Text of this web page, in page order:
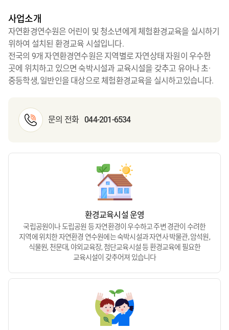
대상,
교육
대상
사업소개
자연환경연수원은 어린이 및 청소년에게 체험환경교육을 실시하기
위하여 설치된 환경교육 시설입니다.
전국의 9개 자연환경연수원은 지역별로 자연상태 자원이 우수한
곳에 위치하고 있으면 숙박시설과 교육시설을 갖추고 유아나 초·
중등학생, 일반인을 대상으로 체험환경교육을 실시하고있습니다.
문의 전화 044-201-6534
환경교육시설 운영
국립공원이나 도립공원 등 자연환경이 우수하고 주변 경관이 수려한
지역에 위치한 자연환경 연수원에는 숙박시설과 자연사 박물관, 암석원,
식물원, 천문대, 야외교육장, 첨단교육시설 등 환경교육에 필요한
교육시설이 갖추어져 있습니다